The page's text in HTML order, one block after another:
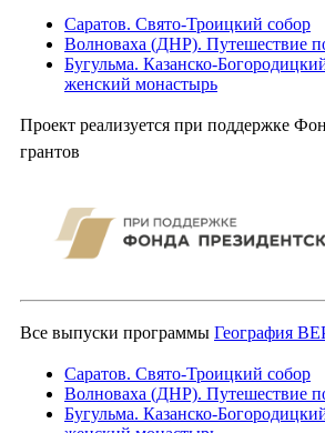
Саратов. Свято-Троицкий собор
Волноваха (ДНР). Путешествие
Бугульма. Казанско-
женский монастырь
Проект реализуется при поддержке
грантов
Все выпуски программы География
Саратов. Свято-Троицкий собор
Волноваха (ДНР). Путешествие
Бугульма. Казанско-